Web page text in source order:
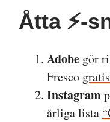
Åtta ⚡️-
Adobe gör
Fresco
Instagram
årliga lista